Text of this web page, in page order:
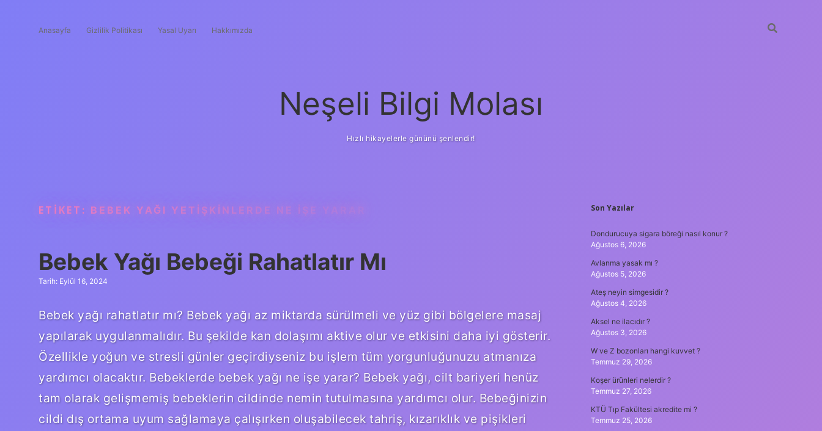
Anasayfa Gizlilik Politikası Yasal Uyarı Hakkımızda
Neşeli Bilgi Molası
Hızlı hikayelerle gününü şenlendir!
ETIKET: BEBEK YAĞI YETIŞKINLERDE NE IŞE YARAR
Bebek Yağı Bebeği Rahatlatır Mı
Tarih: Eylül 16, 2024
Bebek yağı rahatlatır mı? Bebek yağı az miktarda sürülmeli ve yüz gibi bölgelere masaj
yapılarak uygulanmalıdır. Bu şekilde kan dolaşımı aktive olur ve etkisini daha iyi gösterir.
Özellikle yoğun ve stresli günler geçirdiyseniz bu işlem tüm yorgunluğunuzu atmanıza
yardımcı olacaktır. Bebeklerde bebek yağı ne işe yarar? Bebek yağı, cilt bariyeri henüz
tam olarak gelişmemiş bebeklerin cildinde nemin tutulmasına yardımcı olur. Bebeğinizin
cildi dış ortama uyum sağlamaya çalışırken oluşabilecek tahriş, kızarıklık ve pişikleri
SIDEBAR
Son Yazılar
Dondurucuya sigara böreği nasıl konur ?
Ağustos 6, 2026
Avlanma yasak mı ?
Ağustos 5, 2026
Ateş neyin simgesidir ?
Ağustos 4, 2026
Aksel ne ilacıdır ?
Ağustos 3, 2026
W ve Z bozonları hangi kuvvet ?
Temmuz 29, 2026
Koşer ürünleri nelerdir ?
Temmuz 27, 2026
KTÜ Tıp Fakültesi akredite mi ?
Temmuz 25, 2026